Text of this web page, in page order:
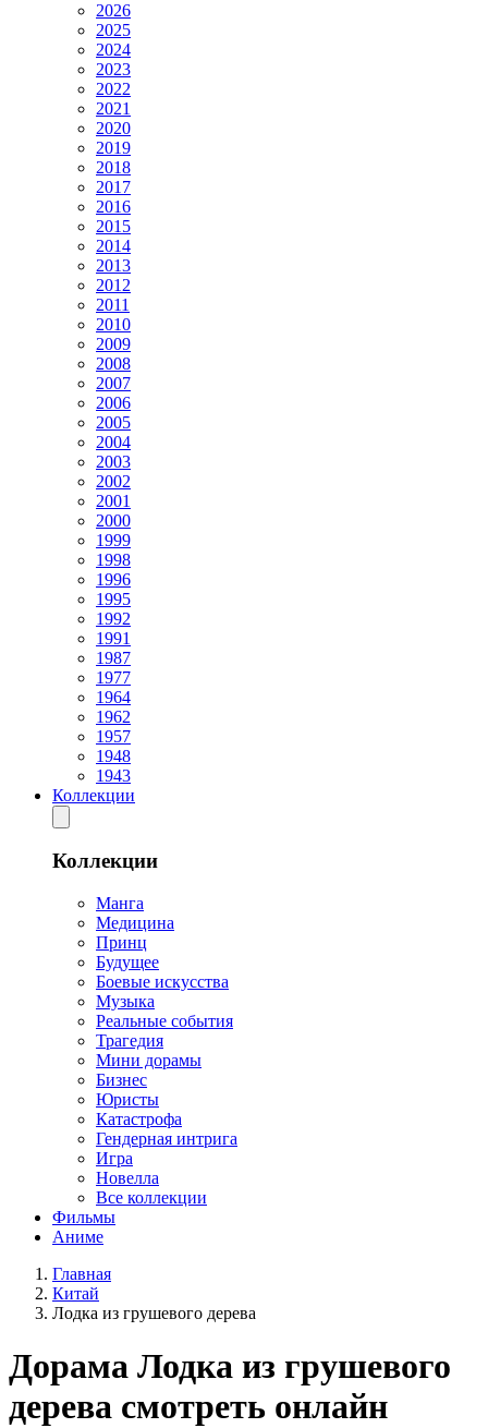
2026
2025
2024
2023
2022
2021
2020
2019
2018
2017
2016
2015
2014
2013
2012
2011
2010
2009
2008
2007
2006
2005
2004
2003
2002
2001
2000
1999
1998
1996
1995
1992
1991
1987
1977
1964
1962
1957
1948
1943
Коллекции
Коллекции
Манга
Медицина
Принц
Будущее
Боевые искусства
Музыка
Реальные события
Трагедия
Мини дорамы
Бизнес
Юристы
Катастрофа
Гендерная интрига
Игра
Новелла
Все коллекции
Фильмы
Аниме
Главная
Китай
Лодка из грушевого дерева
Дорама Лодка из грушевого
дерева смотреть онлайн